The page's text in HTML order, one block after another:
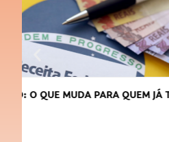
DICAS PARA OBTER CRÉDITO